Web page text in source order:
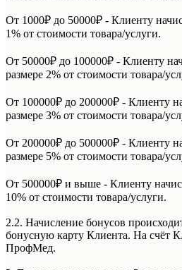
От 1000₽ до 50000₽ - Клиенту
1% от стоимости товара/услуги.
От 50000₽ до 100000₽ - Клиенту
размере 2% от стоимости товара/
От 100000₽ до 200000₽ - Клиенту
размере 3% от стоимости товара/
От 200000₽ до 500000₽ - Клиенту
размере 5% от стоимости товара/
От 500000₽ и выше - Клиенту
10% от стоимости товара/услуги.
2.2. Начисление бонусов
бонусную карту Клиента. На счёт
ПрофМед.